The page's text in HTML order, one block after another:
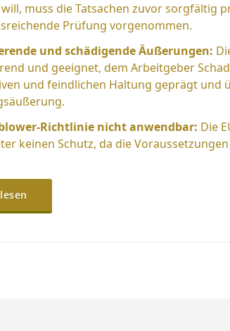
muss die Tatsachen zuvor sorgfältig
Prüfung vorgenommen.
und schädigende Äußerungen:
und geeignet, dem Arbeitgeber
und feindlichen Haltung geprägt und
Richtlinie nicht anwendbar: Die
keinen Schutz, da die